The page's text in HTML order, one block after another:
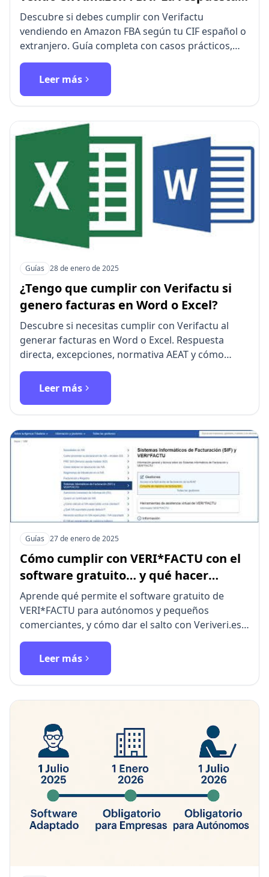
definitiva según tu CIF
Descubre si debes cumplir con Verifactu
vendiendo en Amazon FBA según tu CIF español o
extranjero. Guía completa con casos prácticos,
normativa AEAT y excepc…
Leer más
Guías 28 de enero de 2025
¿Tengo que cumplir con Verifactu si
genero facturas en Word o Excel?
Descubre si necesitas cumplir con Verifactu al
generar facturas en Word o Excel. Respuesta
directa, excepciones, normativa AEAT y cómo
migrar a software cert…
Leer más
Guías 27 de enero de 2025
Cómo cumplir con VERI*FACTU con el
software gratuito… y qué hacer
cuando tu negocio crece
Aprende qué permite el software gratuito de
VERI*FACTU para autónomos y pequeños
comerciantes, y cómo dar el salto con Veriveri.es
cuando necesitas automatiz…
Leer más